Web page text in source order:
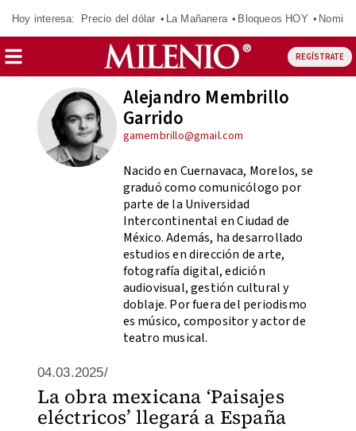
Hoy interesa: Precio del dólar La Mañanera Bloqueos HOY
REGÍSTRATE
Alejandro Membrillo
Garrido
gamembrillo@gmail.com
Nacido en Cuernavaca, Morelos, se
graduó como comunicólogo por
parte de la Universidad
Intercontinental en Ciudad de
México. Además, ha desarrollado
estudios en dirección de arte,
fotografía digital, edición
audiovisual, gestión cultural y
doblaje. Por fuera del periodismo
es músico, compositor y actor de
teatro musical.
04.03.2025/
La obra mexicana ‘Paisajes
eléctricos’ llegará a España